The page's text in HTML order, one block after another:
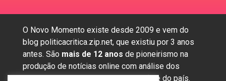
O Novo Momento existe desde 2009 e vem do
blog politicacritica.zip.net, que existiu por 3 anos
antes. São mais de 12 anos de pioneirismo na
produção de notícias online com análise dos
assuntos mais importantes da região e do país.